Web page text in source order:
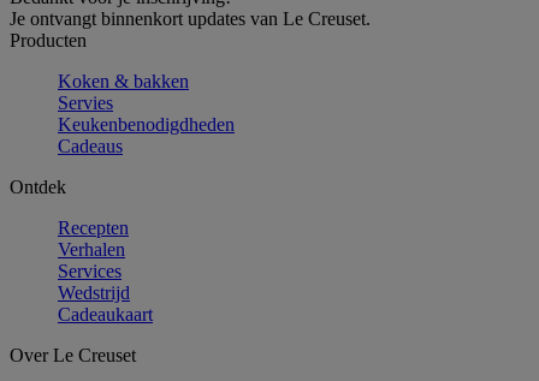
Je ontvangt binnenkort updates van Le Creuset.
Producten
Koken & bakken
Servies
Keukenbenodigdheden
Cadeaus
Ontdek
Recepten
Verhalen
Services
Wedstrijd
Cadeaukaart
Over Le Creuset